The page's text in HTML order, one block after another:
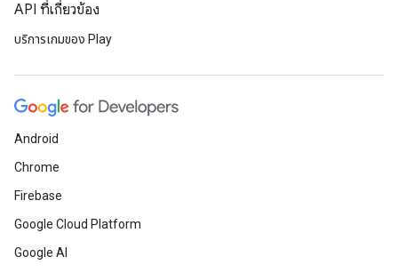
API ที่เกี่ยวข้อง
บริการเกมของ Play
Android
Chrome
Firebase
Google Cloud Platform
Google AI